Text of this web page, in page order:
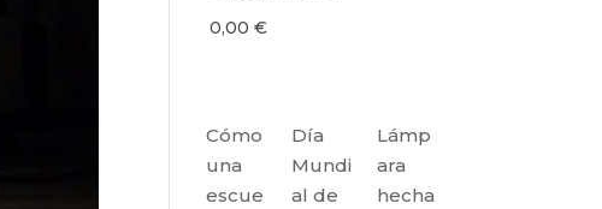
0,00€
Cómo
una
escue
Día
Mundi
al de
Lámp
ara
hecha